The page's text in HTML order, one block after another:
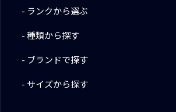
ランクから選ぶ
種類から探す
ブランドで探す
サイズから探す